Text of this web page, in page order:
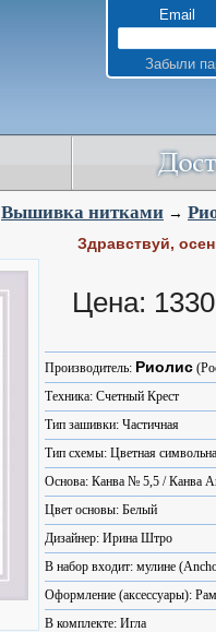
Email
Забыли
Вышивка нитками →
Здравствуй,
Цена:
Производитель: Риолис
Техника: Счетный Крест
Тип зашивки: Частичная
Тип схемы: Цветная
Основа: Канва № 5,5 / Канва
Цвет основы: Белый
Дизайнер: Ирина Штро
В набор входит: мулине
Оформление (аксессуары):
В комплекте: Игла